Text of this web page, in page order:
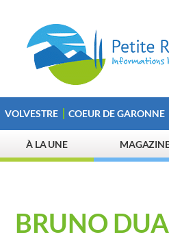
VOLVESTRE COEUR DE GARONNE
À LA UNE
BRUNO